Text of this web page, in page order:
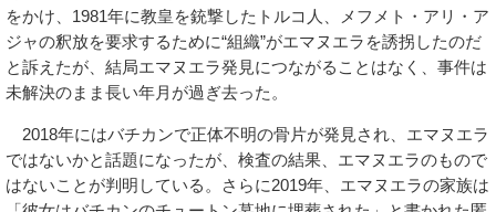
をかけ、1981年に教皇を銃撃したトルコ人、メフメト・アリ・ア
ジャの釈放を要求するために“組織”がエマヌエラを誘拐したのだ
と訴えたが、結局エマヌエラ発見につながることはなく、事件は
未解決のまま長い年月が過ぎ去った。
2018年にはバチカンで正体不明の骨片が発見され、エマヌエラ
ではないかと話題になったが、検査の結果、エマヌエラのもので
はないことが判明している。さらに2019年、エマヌエラの家族は